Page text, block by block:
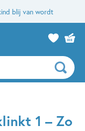
blij van wordt
1 – Zo